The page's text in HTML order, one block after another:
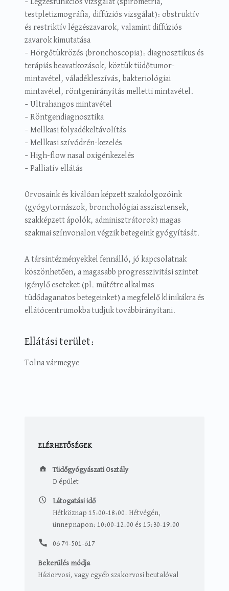
– Légzésfunkciós vizsgálat (spirometria,
testpletizmográfia, diffúziós vizsgálat): obstruktív
és restriktív légzészavarok, valamint diffúziós
zavarok kimutatása
– Hörgőtükrözés (bronchoscopia): diagnosztikus és
terápiás beavatkozások, köztük tüdőtumor-
mintavétel, váladékleszívás, bakteriológiai
mintavétel, röntgenirányítás melletti mintavétel.
– Ultrahangos mintavétel
– Röntgendiagnosztika
– Mellkasi folyadékeltávolítás
– Mellkasi szívódrén-kezelés
– High-flow nasal oxigénkezelés
– Palliatív ellátás
Orvosaink és kiválóan képzett szakdolgozóink
(gyógytornászok, bronchológiai asszisztensek,
szakképzett ápolók, adminisztrátorok) magas
szakmai színvonalon végzik betegeink gyógyítását.
A társintézményekkel fennálló, jó kapcsolatnak
köszönhetően, a magasabb progresszivitási szintet
igénylő eseteket (pl. műtétre alkalmas
tüdődaganatos betegeinket) a megfelelő klinikákra és
ellátócentrumokba tudjuk továbbirányítani.
Ellátási terület:
Tolna vármegye
ELÉRHETŐSÉGEK
Tüdőgyógyászati Osztály
Tüdőgyógyászati Osztály
D épület
Látogatási idő
Hétköznap 15:00-18:00. Hétvégén,
ünnepnapon: 10:00-12:00 és 15:30-19:00
06 74-501-617
Bekerülés módja
Háziorvosi, vagy egyéb szakorvosi beutalóval